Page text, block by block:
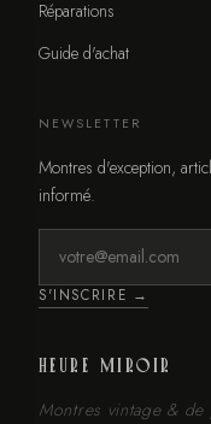
Réparations
Guide d'achat
NEWSLETTER
Montres d'exception,
informé.
S'INSCRIRE →
HEURE MIROIR
Montres vintage & de